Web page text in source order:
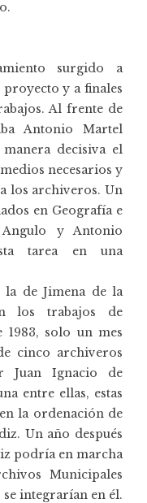
surgido a
y a finales
Al frente de
Antonio Martel
decisiva el
necesarios y
los archiveros. Un
en Geografía e
y Antonio
tarea en una
de Jimena de la
los trabajos de
1983, solo un mes
cinco archiveros
Juan Ignacio de
entre ellas, estas
la ordenación de
Un año después
podría en marcha
Municipales
integrarían en él.